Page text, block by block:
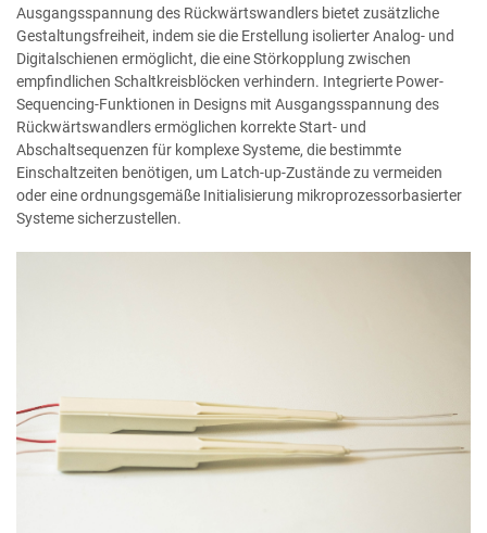
Ausgangsspannung des Rückwärtswandlers bietet zusätzliche
Gestaltungsfreiheit, indem sie die Erstellung isolierter Analog- und
Digitalschienen ermöglicht, die eine Störkopplung zwischen
empfindlichen Schaltkreisblöcken verhindern. Integrierte Power-
Sequencing-Funktionen in Designs mit Ausgangsspannung des
Rückwärtswandlers ermöglichen korrekte Start- und
Abschaltsequenzen für komplexe Systeme, die bestimmte
Einschaltzeiten benötigen, um Latch-up-Zustände zu vermeiden
oder eine ordnungsgemäße Initialisierung mikroprozessorbasierter
Systeme sicherzustellen.